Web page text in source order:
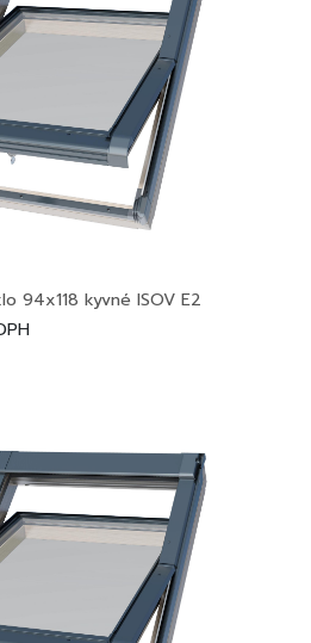
94x118 kyvné ISOV E2